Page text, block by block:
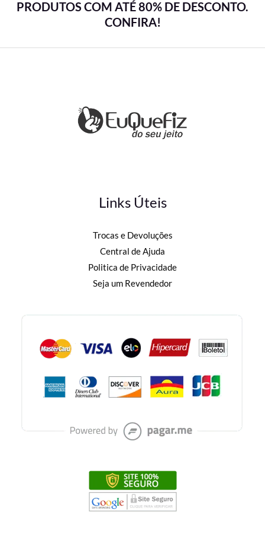
PRODUTOS COM ATÉ 80% DE DESCONTO.
CONFIRA!
Links Úteis
Trocas e Devoluções
Central de Ajuda
Politica de Privacidade
Seja um Revendedor